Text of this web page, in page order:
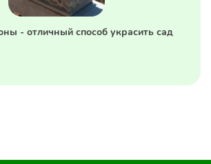
- отличный способ украсить сад